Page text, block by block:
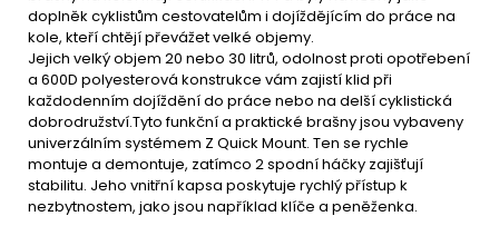
doplněk cyklistům cestovatelům i dojíždějícím do práce na
kole, kteří chtějí převážet velké objemy.
Jejich velký objem 20 nebo 30 litrů, odolnost proti opotřebení
a 600D polyesterová konstrukce vám zajistí klid při
každodenním dojíždění do práce nebo na delší cyklistická
dobrodružství.Tyto funkční a praktické brašny jsou vybaveny
univerzálním systémem Z Quick Mount. Ten se rychle
montuje a demontuje, zatímco 2 spodní háčky zajišťují
stabilitu. Jeho vnitřní kapsa poskytuje rychlý přístup k
nezbytnostem, jako jsou například klíče a peněženka.
m
e